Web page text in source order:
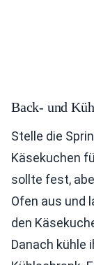
Back- und
Stelle die
Käsekuchen
sollte fest,
Ofen aus und
den
Danach kühle